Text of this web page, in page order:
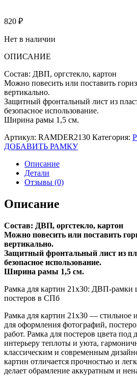
820 ₽
Нет в наличии
ОПИСАНИЕ
Состав: ДВП, оргстекло, картон
Можно повесить или поставить
вертикально.
Защитный фронтальный лист из
безопасное использование.
Ширина рамы 1,5 см.
Артикул: RAMDER2130 Категория:
ДОБАВИТЬ РАМКУ
Описание
Детали
Отзывы (0)
Описание
Состав: ДВП, оргстекло, картон
Можно повесить или поставить
вертикально.
Защитный фронтальный лист из
безопасное использование.
Ширина рамы 1,5 см.
Рамка для картин 21х30: ДВП-рамки
постеров в СПб
Рамка для картин 21х30 — стильное
для оформления фотографий,
работ. Рамка для постеров цвета под
интерьеру теплоты и уюта,
классическим и современным
картин отличается прочностью и
делает обрамление аккуратным и